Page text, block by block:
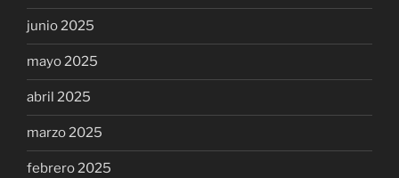
junio 2025
mayo 2025
abril 2025
marzo 2025
febrero 2025